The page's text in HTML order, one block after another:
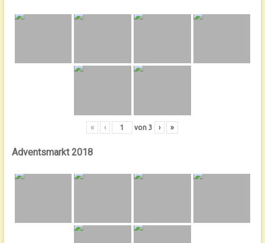
« ‹ von3 › »
Adventsmarkt 2018